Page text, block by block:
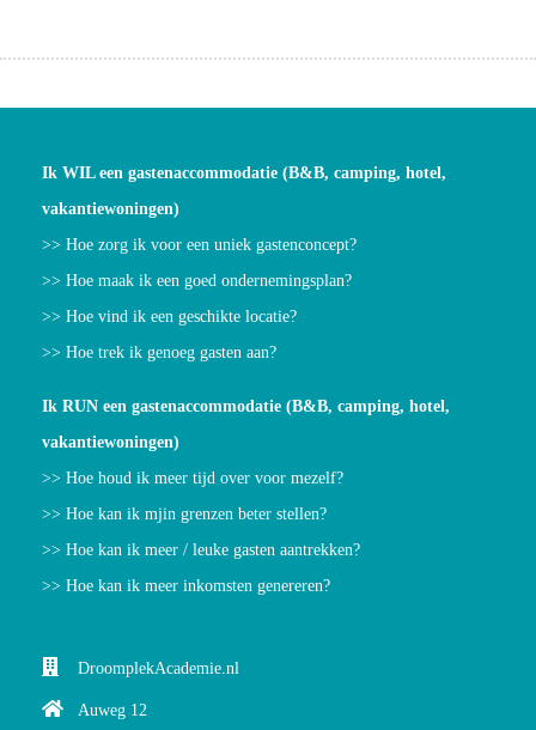
Ik WIL een gastenaccommodatie (B&B, camping, hotel,
vakantiewoningen)
>> Hoe zorg ik voor een uniek gastenconcept?
>> Hoe maak ik een goed ondernemingsplan?
>> Hoe vind ik een geschikte locatie?
>> Hoe trek ik genoeg gasten aan?
Ik RUN een gastenaccommodatie (B&B, camping, hotel,
vakantiewoningen)
>> Hoe houd ik meer tijd over voor mezelf?
>> Hoe kan ik mjin grenzen beter stellen?
>> Hoe kan ik meer / leuke gasten aantrekken?
>> Hoe kan ik meer inkomsten genereren?
DroomplekAcademie.nl
Auweg 12